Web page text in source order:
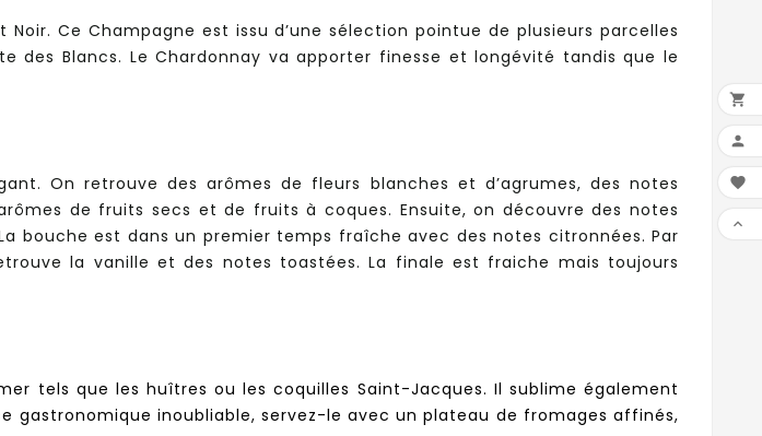
Ce Champagne est issu d’une sélection pointue de plusieurs parcelles
Blancs. Le Chardonnay va apporter finesse et longévité tandis que le
On retrouve des arômes de fleurs blanches et d’agrumes, des notes
de fruits secs et de fruits à coques. Ensuite, on découvre des notes
bouche est dans un premier temps fraîche avec des notes citronnées. Par
la vanille et des notes toastées. La finale est fraiche mais toujours
tels que les huîtres ou les coquilles Saint-Jacques. Il sublime également
gastronomique inoubliable, servez-le avec un plateau de fromages affinés,



